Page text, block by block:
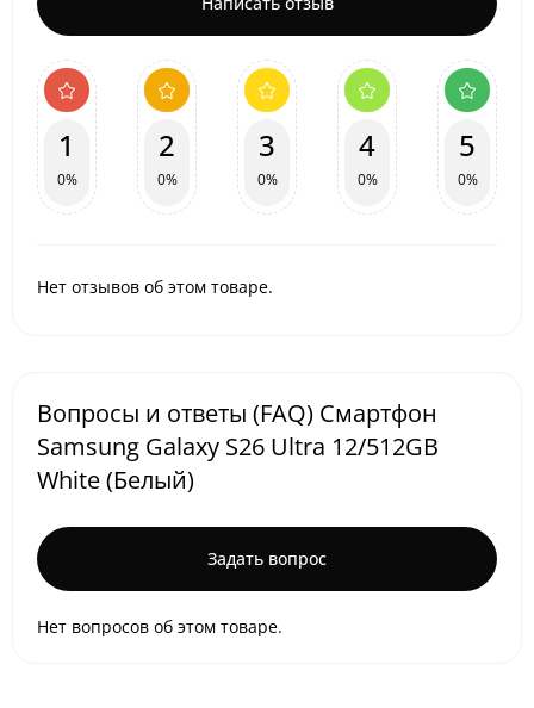
1
0%
2
0%
3
0%
4
0%
5
0%
Нет отзывов об этом товаре.
Вопросы и ответы (FAQ) Смартфон
Samsung Galaxy S26 Ultra 12/512GB
White (Белый)
Задать вопрос
Нет вопросов об этом товаре.